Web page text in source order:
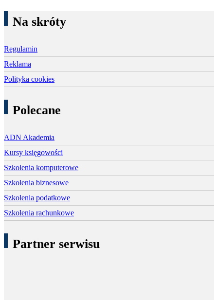
Na skróty
Regulamin
Reklama
Polityka cookies
Polecane
ADN Akademia
Kursy księgowości
Szkolenia komputerowe
Szkolenia biznesowe
Szkolenia podatkowe
Szkolenia rachunkowe
Partner serwisu